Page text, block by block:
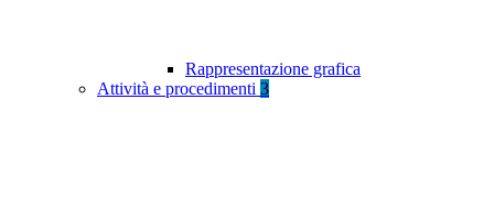
Rappresentazione grafica
Attività e procedimenti 3